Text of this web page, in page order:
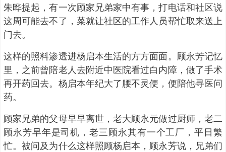
朱晔提起，有一次顾家兄弟家中有事，打电话和社区说
这周可能去不了，菜就让社区的工作人员帮忙取来送上
门去。
这样的照料渗透进杨启本生活的方方面面。顾永芳记忆
里，之前曾陪老人去附近中医院看过白内障，做了手术
再开药回去。杨启本年纪大了腰不灵便，便陪他寻医问
药。
顾家兄弟的父母早早离世，老大顾永元做过厨师，老二
顾永芳早年是司机，老三顾永其有一个工厂，平日繁
忙。被问及为什么这样照顾杨启本，顾永芳说，兄弟们